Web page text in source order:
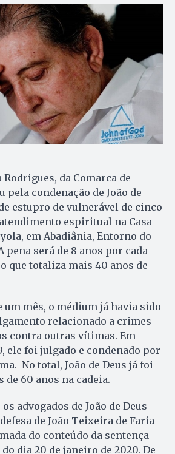
da Comarca de
pela condenação de João de
estupro de vulnerável de cinco
espiritual na Casa
em Abadiânia, Entorno do
pena será de 8 anos por cada
que totaliza mais 40 anos de
um mês, o médium já havia sido
relacionado a crimes
contra outras vítimas. Em
ele foi julgado e condenado por
No total, João de Deus já foi
de 60 anos na cadeia.
advogados de João de Deus
de João Teixeira de Faria
do conteúdo da sentença
dia 20 de janeiro de 2020. De